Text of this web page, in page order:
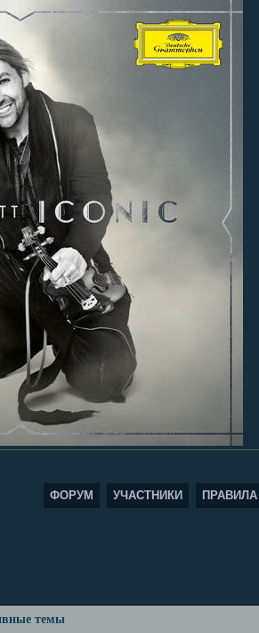
ФОРУМ УЧАСТНИКИ ПРАВИЛА
темы